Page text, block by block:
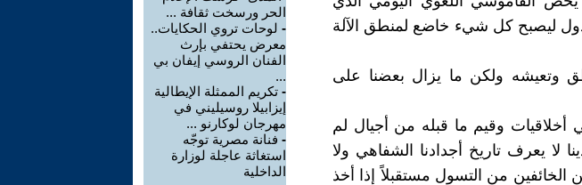
ليصبح كل شيء خاضع لمنطق الآلة
وتعيشه ولكن ما يزال بعضنا على
أخلاقيات وقيم ما قبله من أجيال لم
لا يعرف تاريخ أجدادنا الشفاهي ولا
الخائفين من التسول مستقبلاً إذا أخذ
الحر ورسخت ثقافة ...
- لوحات تروي الحكايات..
معرض يحتفي بإرث
الفنان الروسي إيفان بي
...
- تكريم الممثلة الإيطالية
إيزابيلا روسيليني في
مهرجان لوكارنو ...
- فنانة مصرية توجّه
استغاثة عاجلة لوزارة
الداخلية